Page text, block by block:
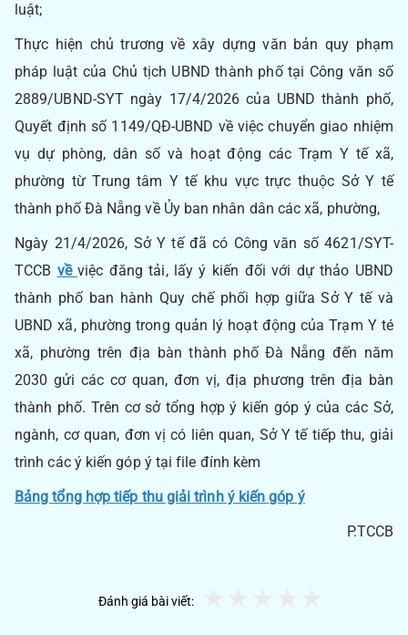
luật;
Thực hiện chủ trương về xây dựng văn bản quy phạm
pháp luật của Chủ tịch UBND thành phố tại Công văn số
2889/UBND-SYT ngày 17/4/2026 của UBND thành phố,
Quyết định số 1149/QĐ-UBND về việc chuyển giao nhiệm
vụ dự phòng, dân số và hoạt động các Trạm Y tế xã,
phường từ Trung tâm Y tế khu vực trực thuộc Sở Y tế
thành phố Đà Nẵng về Ủy ban nhân dân các xã, phường,
Ngày 21/4/2026, Sở Y tế đã có Công văn số 4621/SYT-
TCCB vềviệc đăng tải, lấy ý kiến đối với dự thảo UBND
thành phố ban hành Quy chế phối hợp giữa Sở Y tế và
UBND xã, phường trong quản lý hoạt động của Trạm Y té
xã, phường trên địa bàn thành phố Đà Nẵng đến năm
2030 gửi các cơ quan, đơn vị, địa phương trên địa bàn
thành phố. Trên cơ sở tổng hợp ý kiến góp ý của các Sở,
ngành, cơ quan, đơn vị có liên quan, Sở Y tế tiếp thu, giải
trình các ý kiến góp ý tại file đính kèm
Bảng tổng hợp tiếp thu giải trình ý kiến góp ý
P.TCCB
Đánh giá bài viết: